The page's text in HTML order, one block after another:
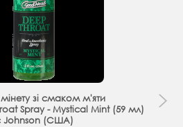
зі смаком м'яти
Spray - Mystical Mint (59 мл)
Johnson (CША)